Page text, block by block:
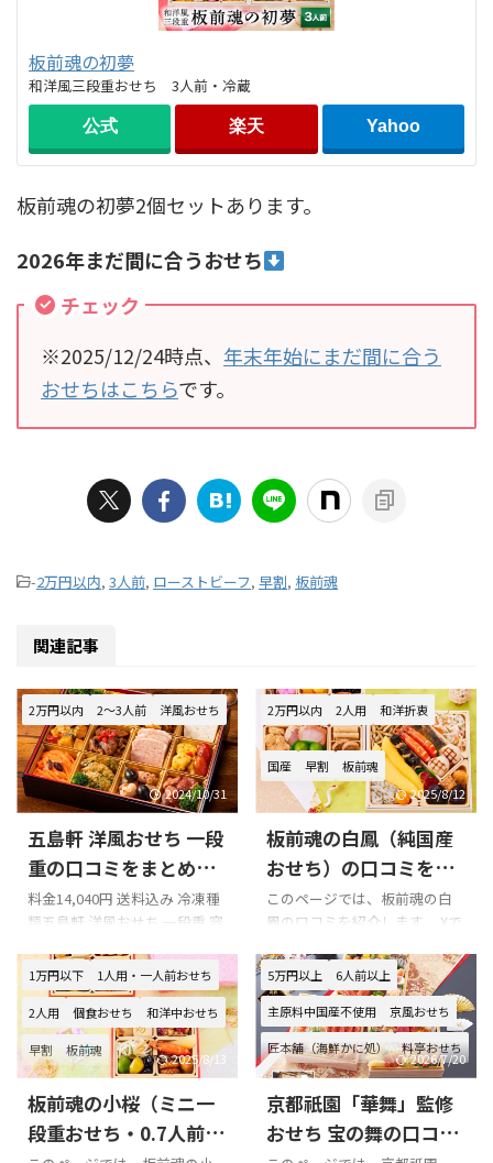
板前魂の初夢
和洋風三段重おせち 3人前・冷蔵
公式 楽天 Yahoo
板前魂の初夢2個セットあります。
2026年まだ間に合うおせち
チェック
※2025/12/24時点、 年末年始にまだ間に合う
おせちはこちらです。
-2万円以内, 3人前, ローストビーフ, 早割, 板前魂
関連記事
2万円以内 2～3人前 洋風おせち
2024/10/31
五島軒 洋風おせち 一段
重の口コミをまとめて
みました!!!
料金14,040円 送料込み 冷凍種
類五島軒 洋風おせち 一段重 容
送日2024年12月30日 Xでの口
コミ 悪い口コミ 良い口コミ 五
島軒 洋風おせち 一段重を購入
の際の参考に是非どうぞ!!! 「五
島軒 洋風おせち 一段重」のX
での口コミ #このタグを見た人
はカメラロールの中から美味
しそうな画像を一枚写真を載
2万円以内 2人用 和洋折衷
国産 早割
板前魂
2025/8/12
板前魂の白鳳（純国産
おせち）の口コミをま
とめてみました!!!
このページでは、板前魂の白
鳳の口コミを紹介します。 Xで
ミ 板前魂の白鳳を購入の際の
参考に是非どうぞ!!! 板前魂の白
鳳のXでの口コミ 板前魂 白鳳
のおせち
甘い系多めでおい
しかった#おせち #おせち2024
pic.twitter.com/IEgLyqKzMN—
m (@G6Lvo) January 1, 2024
板前魂のおせちも届き、いよい
1万円以下 1人用・一人前おせち
2人用 個食おせち 和洋中おせち
早割 板前魂 2025/8/13
板前魂の小桜（ミニ一
段重おせち・0.7人前）
5万円以上 6人前以上
主原料中国産不使用 京風おせち
匠本舗（海鮮かに処） 料亭おせち
早割 華舞
2026/7/20
京都祇園「華舞」監修
おせち 宝の舞の口コミ